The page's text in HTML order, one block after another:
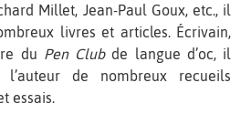
Millet, Jean-Paul Goux, etc., il
livres et articles. Écrivain,
du Pen Clubde langue d’oc, il
l’auteur de nombreux recueils
essais.